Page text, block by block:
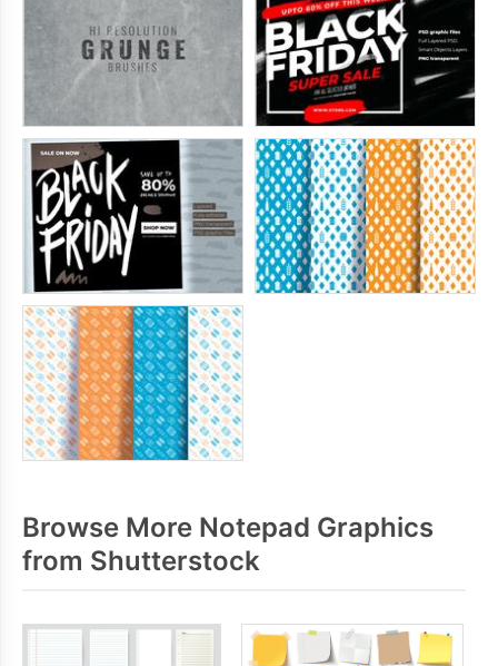
Browse More Notepad Graphics
from Shutterstock